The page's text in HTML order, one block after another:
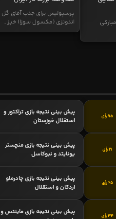
پرسپولیس برای جذب آقای گل
اندونزی (مکسول سوزا) خیز...
95 رأی
پیش بینی نتیجه بازی تراکتور و
استقلال خوزستان
21 رأی
پیش بینی نتیجه بازی منچستر
یونایتد و نیوکاسل
65 رأی
پیش بینی نتیجه بازی چادرملو
اردکان و استقلال
34 رأی
پیش بینی نتیجه بازی ماینتس و